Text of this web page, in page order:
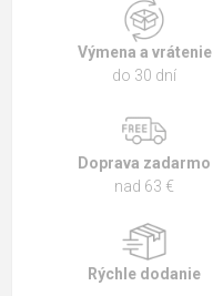
Výmena a vrátenie
do 30 dní
Doprava zadarmo
nad 63 €
Rýchle dodanie